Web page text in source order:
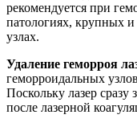
рекомендуется при
патологиях, крупных
узлах.
Удаление геморроя
геморроидальных
Поскольку лазер сразу
после лазерной